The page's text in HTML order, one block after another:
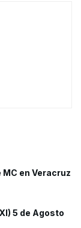
en Veracruz
5 de Agosto